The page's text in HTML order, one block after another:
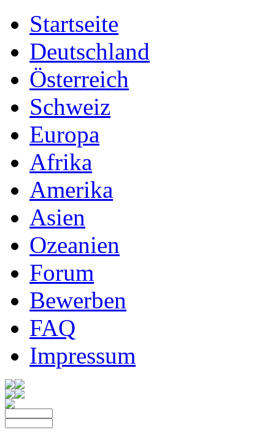
Startseite
Deutschland
Österreich
Schweiz
Europa
Afrika
Amerika
Asien
Ozeanien
Forum
Bewerben
FAQ
Impressum